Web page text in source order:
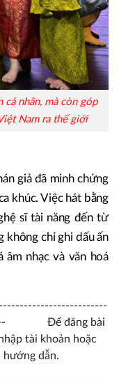
nhân, mà còn góp
Nam ra thế giới
giả đã minh chứng
khúc. Việc hát bằng
sĩ tài năng đến từ
không chỉ ghi dấu ấn
âm nhạc và văn hoá
Để đăng bài
tài khoản hoặc
hướng dẫn.